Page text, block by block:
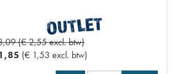
(€ 2,55 excl. btw)
(€ 1,53 excl. btw)